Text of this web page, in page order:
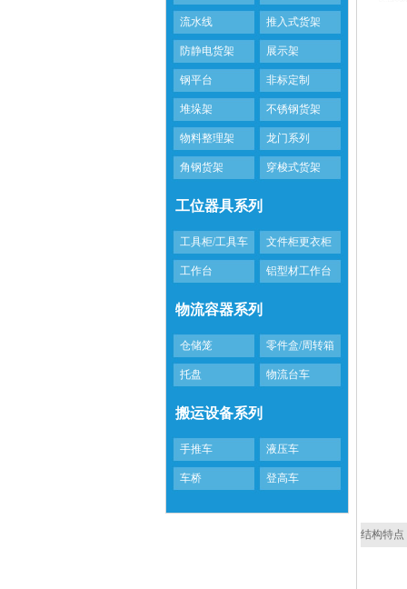
流水线 推入式货架
防静电货架 展示架
钢平台 非标定制
堆垛架 不锈钢货架
物料整理架 龙门系列
角钢货架 穿梭式货架
工位器具系列
工具柜/工具车 文件柜更衣柜
工作台 铝型材工作台
物流容器系列
仓储笼 零件盒/周转箱
托盘 物流台车
搬运设备系列
手推车 液压车
车桥 登高车
结构特点